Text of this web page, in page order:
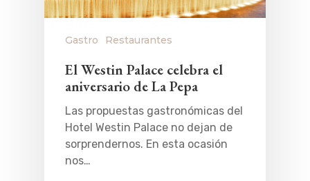
Gastro Restaurantes
El Westin Palace celebra el
aniversario de La Pepa
Las propuestas gastronómicas del
Hotel Westin Palace no dejan de
sorprendernos. En esta ocasión
nos…